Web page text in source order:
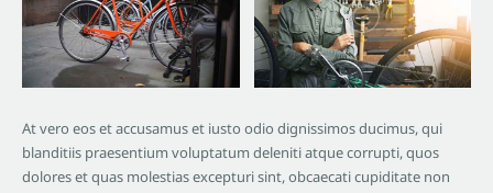
At vero eos et accusamus et iusto odio dignissimos ducimus, qui
blanditiis praesentium voluptatum deleniti atque corrupti, quos
dolores et quas molestias excepturi sint, obcaecati cupiditate non